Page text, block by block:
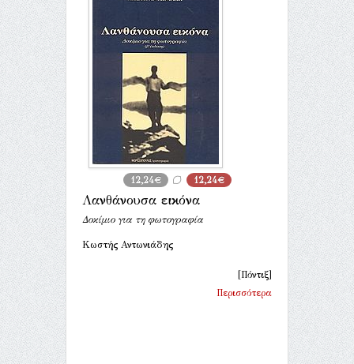
12,24€ 12,24€
Λανθάνουσα εικόνα
Δοκίμιο για τη φωτογραφία
Κωστής Αντωνιάδης
[Πόντιξ]
Περισσότερα